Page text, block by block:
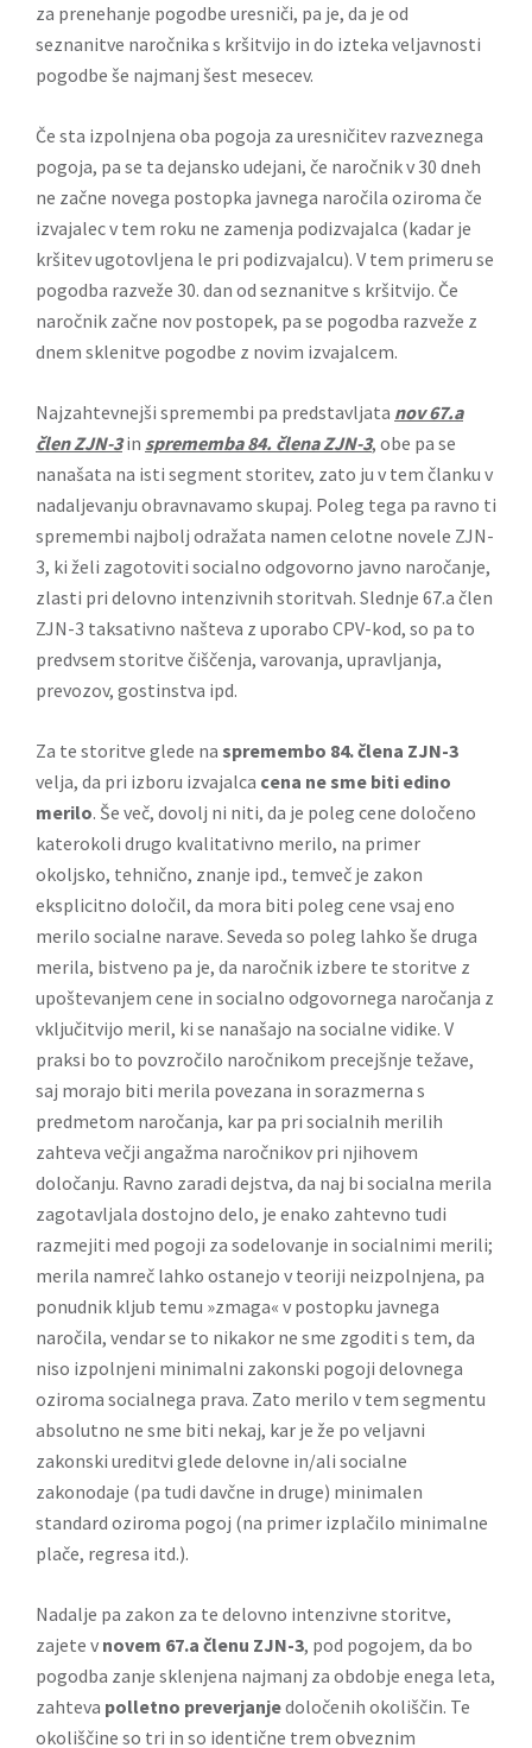
za prenehanje pogodbe uresniči, pa je, da je od
seznanitve naročnika s kršitvijo in do izteka veljavnosti
pogodbe še najmanj šest mesecev.
Če sta izpolnjena oba pogoja za uresničitev razveznega
pogoja, pa se ta dejansko udejani, če naročnik v 30 dneh
ne začne novega postopka javnega naročila oziroma če
izvajalec v tem roku ne zamenja podizvajalca (kadar je
kršitev ugotovljena le pri podizvajalcu). V tem primeru se
pogodba razveže 30. dan od seznanitve s kršitvijo. Če
naročnik začne nov postopek, pa se pogodba razveže z
dnem sklenitve pogodbe z novim izvajalcem.
Najzahtevnejši spremembi pa predstavljata nov 67.a
člen ZJN-3in sprememba 84. člena ZJN-3, obe pa se
nanašata na isti segment storitev, zato ju v tem članku v
nadaljevanju obravnavamo skupaj. Poleg tega pa ravno ti
spremembi najbolj odražata namen celotne novele ZJN-
3, ki želi zagotoviti socialno odgovorno javno naročanje,
zlasti pri delovno intenzivnih storitvah. Slednje 67.a člen
ZJN-3 taksativno našteva z uporabo CPV-kod, so pa to
predvsem storitve čiščenja, varovanja, upravljanja,
prevozov, gostinstva ipd.
Za te storitve glede na spremembo 84. člena ZJN-3
velja, da pri izboru izvajalca cena ne sme biti edino
merilo. Še več, dovolj ni niti, da je poleg cene določeno
katerokoli drugo kvalitativno merilo, na primer
okoljsko, tehnično, znanje ipd., temveč je zakon
eksplicitno določil, da mora biti poleg cene vsaj eno
merilo socialne narave. Seveda so poleg lahko še druga
merila, bistveno pa je, da naročnik izbere te storitve z
upoštevanjem cene in socialno odgovornega naročanja z
vključitvijo meril, ki se nanašajo na socialne vidike. V
praksi bo to povzročilo naročnikom precejšnje težave,
saj morajo biti merila povezana in sorazmerna s
predmetom naročanja, kar pa pri socialnih merilih
zahteva večji angažma naročnikov pri njihovem
določanju. Ravno zaradi dejstva, da naj bi socialna merila
zagotavljala dostojno delo, je enako zahtevno tudi
razmejiti med pogoji za sodelovanje in socialnimi merili;
merila namreč lahko ostanejo v teoriji neizpolnjena, pa
ponudnik kljub temu »zmaga« v postopku javnega
naročila, vendar se to nikakor ne sme zgoditi s tem, da
niso izpolnjeni minimalni zakonski pogoji delovnega
oziroma socialnega prava. Zato merilo v tem segmentu
absolutno ne sme biti nekaj, kar je že po veljavni
zakonski ureditvi glede delovne in/ali socialne
zakonodaje (pa tudi davčne in druge) minimalen
standard oziroma pogoj (na primer izplačilo minimalne
plače, regresa itd.).
Nadalje pa zakon za te delovno intenzivne storitve,
zajete v novem 67.a členu ZJN-3, pod pogojem, da bo
pogodba zanje sklenjena najmanj za obdobje enega leta,
zahteva polletno preverjanjedoločenih okoliščin. Te
okoliščine so tri in so identične trem obveznim